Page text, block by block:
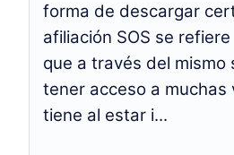
forma de descargar
afiliación SOS se
que a través del mismo
tener acceso a muchas
tiene al estar i...